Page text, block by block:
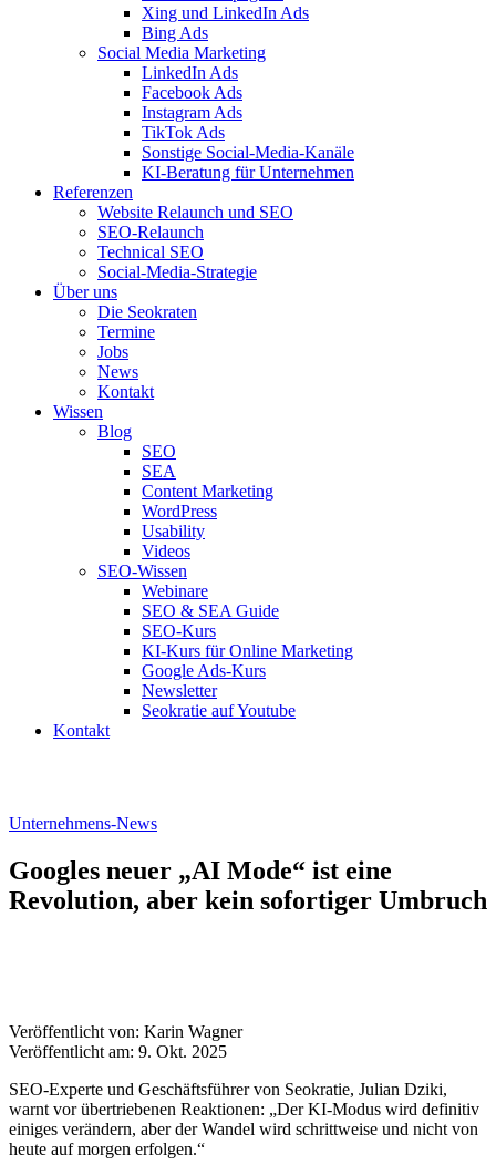
Xing und LinkedIn Ads
Bing Ads
Social Media Marketing
LinkedIn Ads
Facebook Ads
Instagram Ads
TikTok Ads
Sonstige Social-Media-Kanäle
KI-Beratung für Unternehmen
Referenzen
Website Relaunch und SEO
SEO-Relaunch
Technical SEO
Social-Media-Strategie
Über uns
Die Seokraten
Termine
Jobs
News
Kontakt
Wissen
Blog
SEO
SEA
Content Marketing
WordPress
Usability
Videos
SEO-Wissen
Webinare
SEO & SEA Guide
SEO-Kurs
KI-Kurs für Online Marketing
Google Ads-Kurs
Newsletter
Seokratie auf Youtube
Kontakt
Unternehmens-News
Googles neuer „AI Mode“ ist eine
Revolution, aber kein sofortiger Umbruch
Veröffentlicht von: Karin Wagner
Veröffentlicht am: 9. Okt. 2025
SEO-Experte und Geschäftsführer von Seokratie, Julian Dziki,
warnt vor übertriebenen Reaktionen: „Der KI-Modus wird definitiv
einiges verändern, aber der Wandel wird schrittweise und nicht von
heute auf morgen erfolgen.“